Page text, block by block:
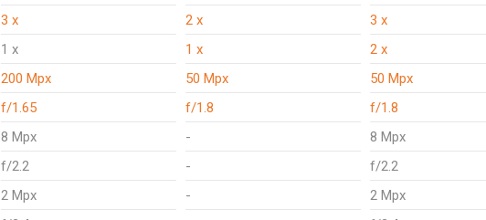
3 x 2 x
3 x
1 x 1 x
2 x
200 Mpx 50 Mpx
50 Mpx
f/1.65 f/1.8
f/1.8
8 Mpx -
8 Mpx
f/2.2 -
f/2.2
2 Mpx -
2 Mpx